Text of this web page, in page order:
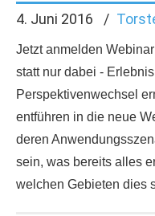
4. Juni 2016
Jetzt anmelden
statt nur dabei -
Perspektivenwechsel
entführen in die neue
deren
sein, was bereits alles
welchen Gebieten dies